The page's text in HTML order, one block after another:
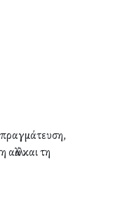
και τη